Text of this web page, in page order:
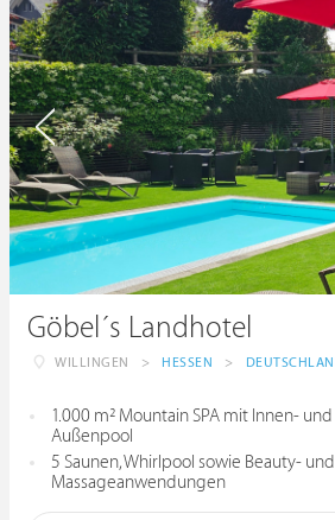
Göbel´s Landhotel
WILLINGEN > HESSEN >
1.000 m² Mountain SPA mit Innen-
Außenpool
5 Saunen, Whirlpool sowie Beauty- und
Massageanwendungen